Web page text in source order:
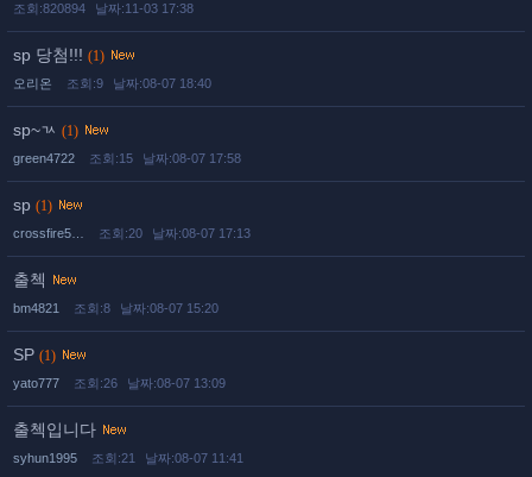
조회:820894 날짜:11-03 17:38
sp 당첨!!! (1)
오리온 조회:9 날짜:08-07 18:40
sp~ㄳ (1)
green4722 조회:15 날짜:08-07 17:58
sp (1)
crossfire5… 조회:20 날짜:08-07 17:13
출첵
bm4821 조회:8 날짜:08-07 15:20
SP (1)
yato777 조회:26 날짜:08-07 13:09
출첵입니다
syhun1995 조회:21 날짜:08-07 11:41